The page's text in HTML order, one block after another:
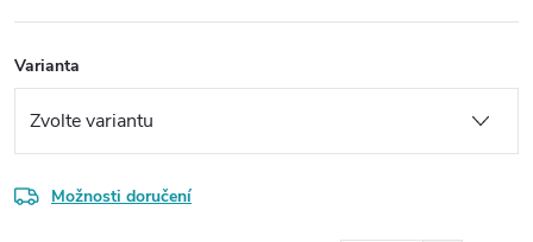
Varianta
Možnosti doručení